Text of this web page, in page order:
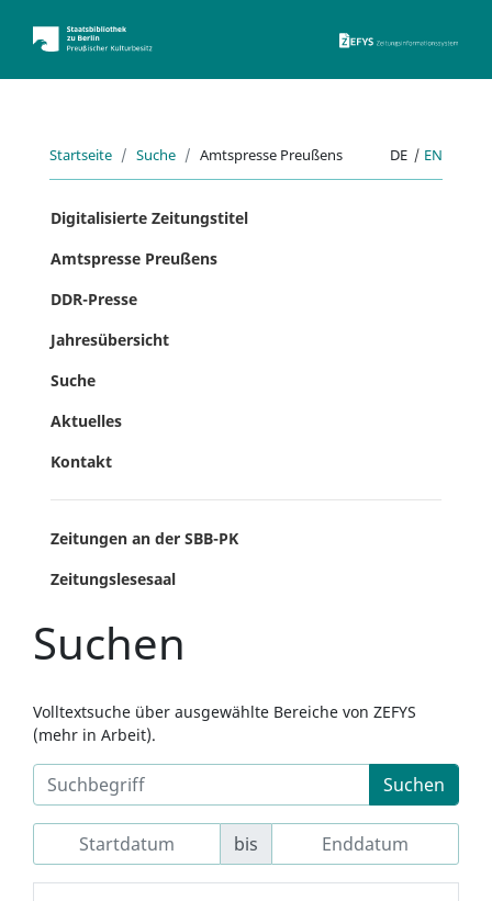
Startseite Suche Amtspresse Preußens DE | EN
Digitalisierte Zeitungstitel
Amtspresse Preußens
DDR-Presse
Jahresübersicht
Suche
Aktuelles
Kontakt
Zeitungen an der SBB-PK
Zeitungslesesaal
Suchen
Volltextsuche über ausgewählte Bereiche von ZEFYS
(mehr in Arbeit).
Suchen
bis